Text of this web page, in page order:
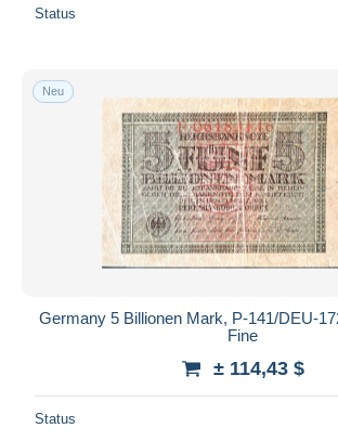
Status
Neu
Germany 5 Billionen Mark, P-141/DEU-
Fine
± 114,43 $
Status